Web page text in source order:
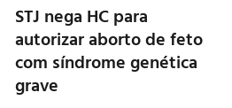
STJ nega HC para
autorizar aborto de feto
com síndrome genética
grave